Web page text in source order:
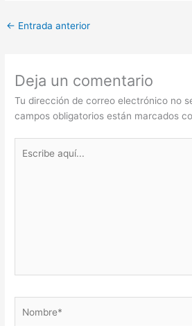
← Entrada anterior
Deja un comentario
Tu dirección de correo electrónico no
campos obligatorios están marcados
aquí...